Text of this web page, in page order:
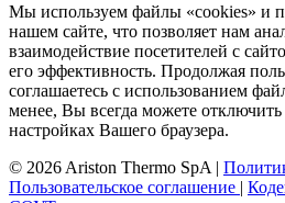
Мы используем файлы «cookies» и
нашем сайте, что позволяет нам
взаимодействие посетителей с
его эффективность. Продолжая
соглашаетесь с использованием
менее, Вы всегда можете
настройках Вашего браузера.
© 2026 Ariston Thermo SpA |
Пользовательское соглашение |